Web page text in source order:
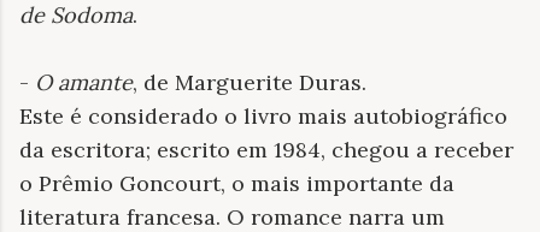
de Sodoma.
- O amante, de Marguerite Duras.
Este é considerado o livro mais autobiográfico
da escritora; escrito em 1984, chegou a receber
o Prêmio Goncourt, o mais importante da
literatura francesa. O romance narra um